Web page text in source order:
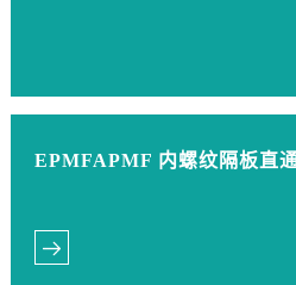
EPMFAPMF 内螺纹隔板直